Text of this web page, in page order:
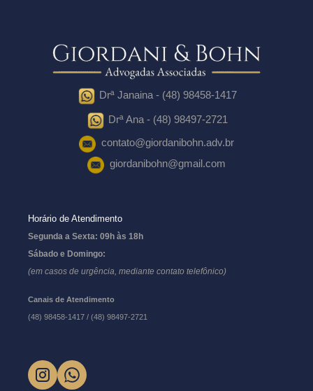
Drª Janaina - (48) 98458-1417
Drª Ana - (48) 98497-2721
contato@giordanibohn.adv.br
giordanibohn@gmail.com
Horário de Atendimento
Segunda a Sexta: 09h às 18h
Sábado e Domingo:
(em casos de urgência, mediante contato telefônico)
Canais de Atendimento
(48) 98458-1417 / (48) 98497-2721